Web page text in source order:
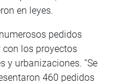
en leyes.
pedidos
los proyectos
y urbanizaciones. “Se
460 pedidos